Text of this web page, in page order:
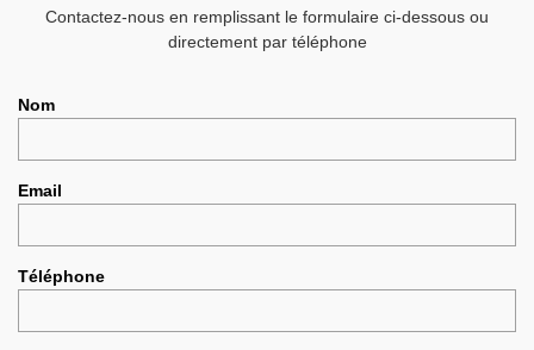
Contactez-nous en remplissant le formulaire ci-dessous ou
directement par téléphone
Nom
Email
Téléphone